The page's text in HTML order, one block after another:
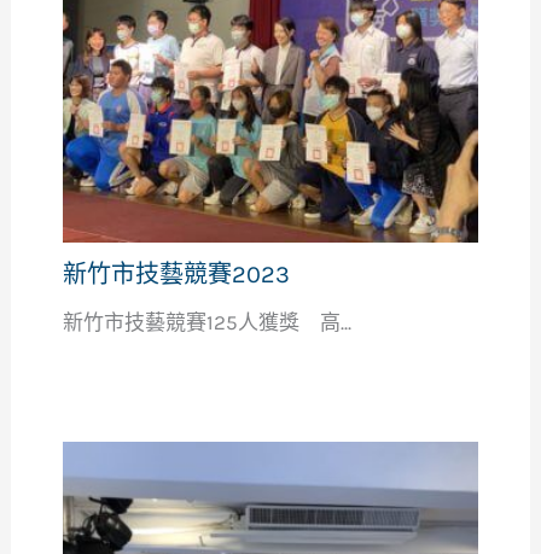
新竹市技藝競賽2023
新竹市技藝競賽125人獲獎 高...